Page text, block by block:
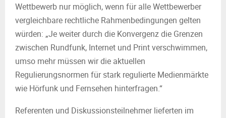
Wettbewerb nur möglich, wenn für alle Wettbewerber
vergleichbare rechtliche Rahmenbedingungen gelten
würden: „Je weiter durch die Konvergenz die Grenzen
zwischen Rundfunk, Internet und Print verschwimmen,
umso mehr müssen wir die aktuellen
Regulierungsnormen für stark regulierte Medienmärkte
wie Hörfunk und Fernsehen hinterfragen.“
Referenten und Diskussionsteilnehmer lieferten im